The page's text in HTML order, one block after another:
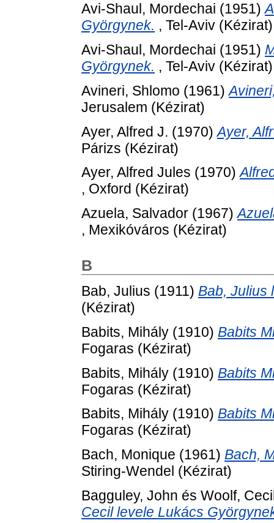
Avi-Shaul, Mordechai (1951)
Györgynek. , Tel-Aviv (Kézirat)
Avi-Shaul, Mordechai (1951)
Györgynek. , Tel-Aviv (Kézirat)
Avineri, Shlomo (1961)
Jerusalem (Kézirat)
Ayer, Alfred J. (1970)Ayer,
Párizs (Kézirat)
Ayer, Alfred Jules (1970)
, Oxford (Kézirat)
Azuela, Salvador (1967)
, Mexikóváros (Kézirat)
B
Bab, Julius (1911) Bab, Julius
(Kézirat)
Babits, Mihály (1910) Babits
Fogaras (Kézirat)
Babits, Mihály (1910) Babits
Fogaras (Kézirat)
Babits, Mihály (1910) Babits
Fogaras (Kézirat)
Bach, Monique (1961) Bach,
Stiring-Wendel (Kézirat)
Bagguley, John és Woolf,
Cecil levele Lukács